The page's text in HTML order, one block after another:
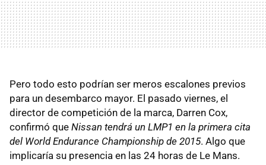
Pero todo esto podrían ser meros escalones previos
para un desembarco mayor. El pasado viernes, el
director de competición de la marca, Darren Cox,
confirmó que Nissan tendrá un LMP1 en la primera cita
del World Endurance Championship de 2015. Algo que
implicaría su presencia en las 24 horas de Le Mans.